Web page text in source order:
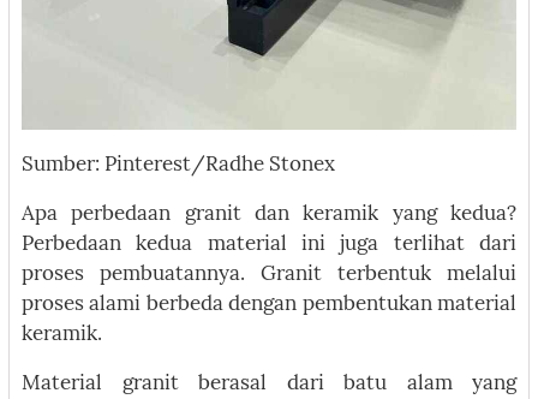
Sumber: Pinterest/Radhe Stonex
Apa perbedaan granit dan keramik yang kedua?
Perbedaan kedua material ini juga terlihat dari
proses pembuatannya. Granit terbentuk melalui
proses alami berbeda dengan pembentukan material
keramik.
Material granit berasal dari batu alam yang